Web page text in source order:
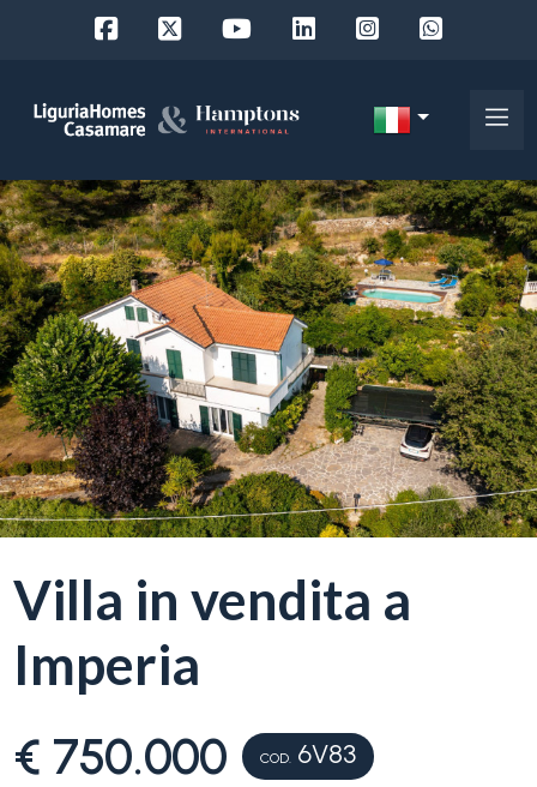
Villa in vendita a
Imperia
€ 750.000 COD. 6V83
EN
FR
DE
RU
Chi
siamo
I
nostri
La
Liguria
case
Scegli
dove
cercare
Provincia
Comune
-
multiscelta
Qualsiasi